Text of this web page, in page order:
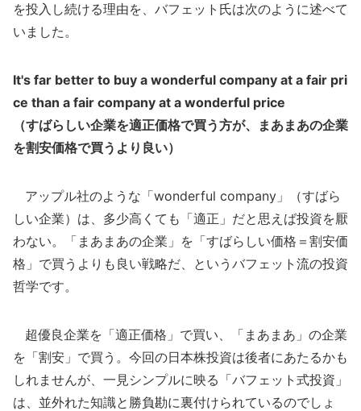
を投入し続ける理由を、バフェット氏は次のように述べて
いました。
It's far better to buy a wonderful company at a fair pri
ce than a fair company at a wonderful price
（すばらしい企業を適正価格で買う方が、まあまあの企業
を割安価格で買うより良い）
アップル社のような「wonderful company」（すばら
しい企業）は、多少高くても「適正」だと思えば投資を厭
わない。「まあまあの企業」を「すばらしい価格＝割安価
格」で買うよりも良い戦略だ、というバフェット流の投資
哲学です。
超優良企業を「適正価格」で買い、「まあまあ」の企業
を「割安」で買う。今回の日本株投資は後者にあたるかも
しれませんが、一見シンプルに映る「バフェット式投資」
は、並外れた知識と勝負勘に裏付けられているのでしょ